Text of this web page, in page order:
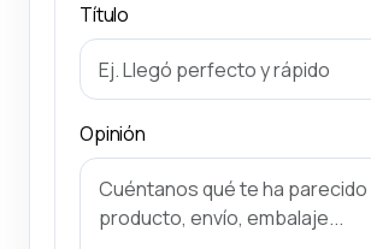
Título
Opinión